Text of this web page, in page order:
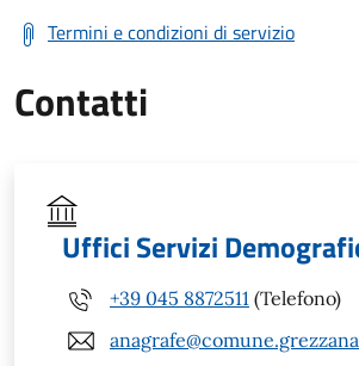
Termini e condizioni di servizio
Contatti
Uffici Servizi
+39 045 8872511 (Telefono)